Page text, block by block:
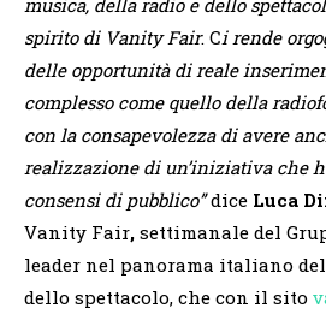
spirito di Vanity Fair. Ci rende
delle opportunità di reale
complesso come quello della
con la consapevolezza di avere
realizzazione di un’iniziativa che
consensi di pubblico”dice Luca
Vanity Fair, settimanale del
leader nel panorama italiano
dello spettacolo, che con il sito